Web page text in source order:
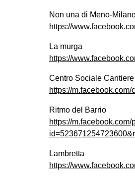
Non una di Meno-
https://
La murga
https://
Centro Sociale Cantiere
https://
Ritmo del Barrio
https://m.facebook.com/
Lambretta
https://